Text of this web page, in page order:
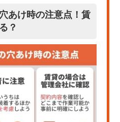
あけ時の注意点！賃
？